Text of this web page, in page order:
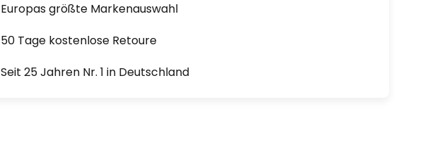
Europas größte Markenauswahl
50 Tage kostenlose Retoure
Seit 25 Jahren Nr. 1 in Deutschland